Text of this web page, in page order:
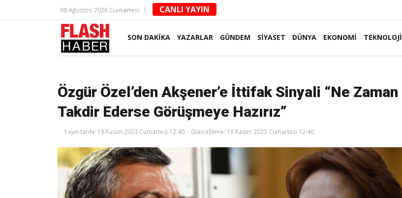
08 Ağustos 2026 Cumartesi CANLI YAYIN
SON DAKİKA YAZARLAR GÜNDEM SİYASET DÜNYA EKONOMİ TEKNOLOJİ
Özgür Özel’den Akşener’e İttifak Sinyali “Ne Zaman
Takdir Ederse Görüşmeye Hazırız”
Yayın tarihi: 18 Kasım 2023 Cumartesi 12:40 Güncelleme: 18 Kasım 2023 Cumartesi 12:40